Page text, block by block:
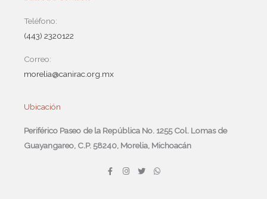
Teléfono:
(443) 2320122
Correo:
morelia@canirac.org.mx
Ubicación
Periférico Paseo de la República No. 1255 Col. Lomas de
Guayangareo, C.P. 58240, Morelia, Michoacán
F
a
I
n
T
w
W
h